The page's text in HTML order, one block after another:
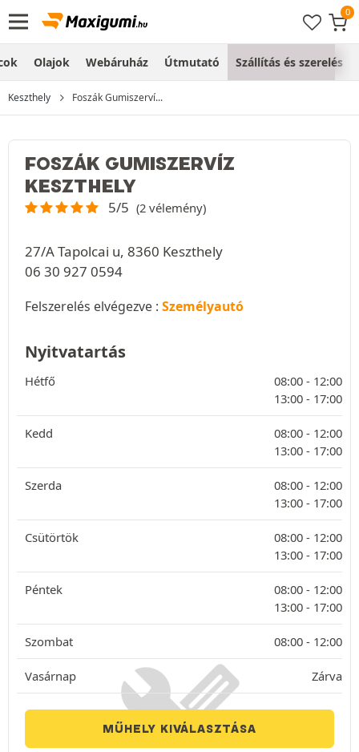
Olajok Webáruház Útmutató Szállítás és szerelés
Keszthely Foszák Gumiszerví...
FOSZÁK GUMISZERVÍZ
KESZTHELY
5/5 (2 vélemény)
27/A Tapolcai u, 8360 Keszthely
06 30 927 0594
Felszerelés elvégezve : Személyautó
Nyitvatartás
Hétfő 08:00 - 12:00
13:00 - 17:00
Kedd 08:00 - 12:00
13:00 - 17:00
Szerda 08:00 - 12:00
13:00 - 17:00
Csütörtök 08:00 - 12:00
13:00 - 17:00
Péntek 08:00 - 12:00
13:00 - 17:00
Szombat 08:00 - 12:00
Vasárnap Zárva
MŰHELY KIVÁLASZTÁSA